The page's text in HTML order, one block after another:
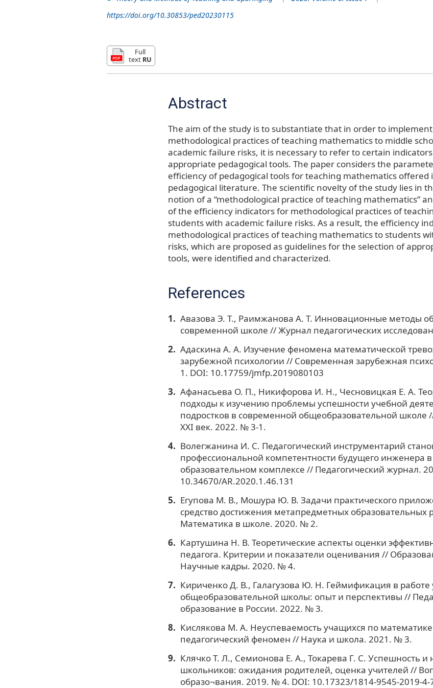
https://doi.org/10.30853/ped20230115
Full
text RU
Abstract
The aim of the study is to substantiate that in order to
methodological practices of teaching mathematics to middle
academic failure risks, it is necessary to refer to certain
appropriate pedagogical tools. The paper considers the
efficiency of pedagogical tools for teaching mathematics offered
pedagogical literature. The scientific novelty of the study lies in
notion of a “methodological practice of teaching mathematics”
of the efficiency indicators for methodological practices of
students with academic failure risks. As a result, the efficiency
methodological practices of teaching mathematics to students
risks, which are proposed as guidelines for the selection of
tools, were identified and characterized.
References
Авазова Э. Т., Раимжанова А. Т. Инновационные методы
современной школе // Журнал педагогических
Адаскина А. А. Изучение феномена математической
зарубежной психологии // Современная зарубежная
1. DOI: 10.17759/jmfp.2019080103
Афанасьева О. П., Никифорова И. Н., Чесновицкая Е. А.
подходы к изучению проблемы успешности учебной
подростков в современной общеобразовательной школе
XXI век. 2022. № 3-1.
Волегжанина И. С. Педагогический инструментарий
профессиональной компетентности будущего инженера
образовательном комплексе // Педагогический журнал.
10.34670/AR.2020.1.46.131
Егупова М. В., Мошура Ю. В. Задачи практического
средство достижения метапредметных образовательных
Математика в школе. 2020. № 2.
Картушина Н. В. Теоретические аспекты оценки
педагога. Критерии и показатели оценивания //
Научные кадры. 2020. № 4.
Кириченко Д. В., Галагузова Ю. Н. Геймификация в работе
общеобразовательной школы: опыт и перспективы //
образование в России. 2022. № 3.
Кислякова М. А. Неуспеваемость учащихся по математике
педагогический феномен // Наука и школа. 2021. № 3.
Клячко Т. Л., Семионова Е. А., Токарева Г. С. Успешность и
школьников: ожидания родителей, оценка учителей //
образо¬вания. 2019. № 4. DOI: 10.17323/1814-9545-2019-4-